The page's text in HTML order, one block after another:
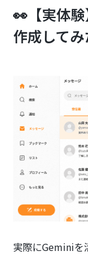
👀【実体
作成してみ
実際にGeminiを